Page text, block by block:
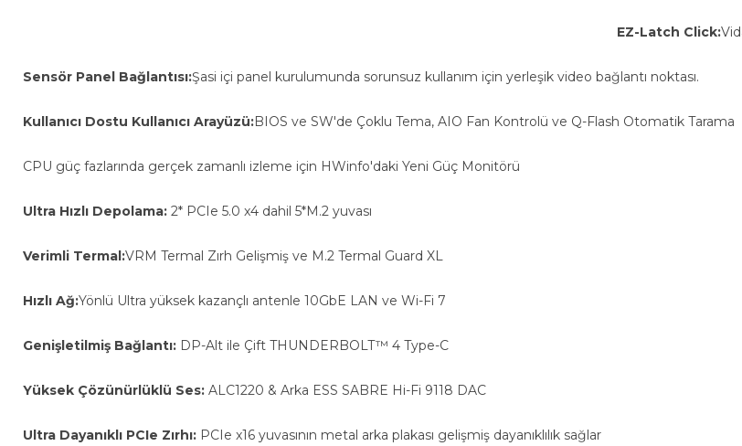
EZ-Latch Click:
Sensör Panel Bağlantısı:Şasi içi panel kurulumunda sorunsuz kullanım için yerleşik video bağlantı noktası.
Kullanıcı Dostu Kullanıcı Arayüzü:BIOS ve SW'de Çoklu Tema, AIO Fan Kontrolü ve Q-Flash Otomatik Tarama
CPU güç fazlarında gerçek zamanlı izleme için HWinfo'daki Yeni Güç Monitörü
Ultra Hızlı Depolama: 2* PCIe 5.0 x4 dahil 5*M.2 yuvası
Verimli Termal:VRM Termal Zırh Gelişmiş ve M.2 Termal Guard XL
Hızlı Ağ:Yönlü Ultra yüksek kazançlı antenle 10GbE LAN ve Wi-Fi 7
Genişletilmiş Bağlantı: DP-Alt ile Çift THUNDERBOLT™ 4 Type-C
Yüksek Çözünürlüklü Ses: ALC1220 & Arka ESS SABRE Hi-Fi 9118 DAC
Ultra Dayanıklı PCIe Zırhı: PCIe x16 yuvasının metal arka plakası gelişmiş dayanıklılık sağlar